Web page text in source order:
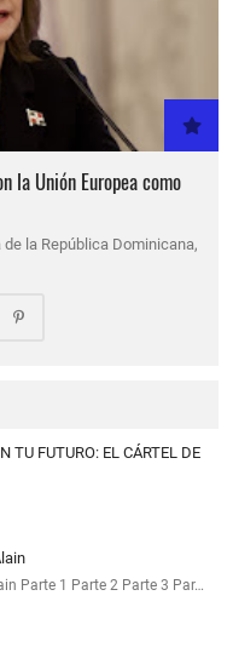
la Unión Europea como
la República Dominicana,
TU FUTURO: EL CÁRTEL DE
Parte 1 Parte 2 Parte 3 Par…